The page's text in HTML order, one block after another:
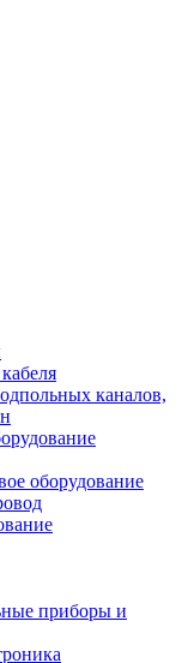
каналов,
оборудование
приборы и